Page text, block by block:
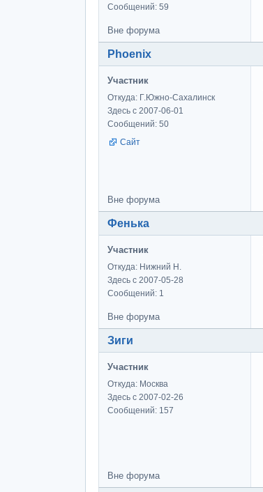
Сообщений: 59
Вне форума
Phoenix
Участник
Откуда: Г.Южно-Сахалинск
Здесь с 2007-06-01
Сообщений: 50
Сайт
Вне форума
Фенька
Участник
Откуда: Нижний Н.
Здесь с 2007-05-28
Сообщений: 1
Вне форума
Зиги
Участник
Откуда: Москва
Здесь с 2007-02-26
Сообщений: 157
Вне форума